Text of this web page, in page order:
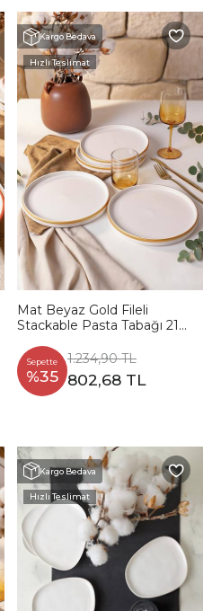
Kargo Bedava
Hızlı Teslimat
Mat Beyaz Gold Fileli
Stackable Pasta Tabağı 21
Sepette
%35
1.234,90 TL
802,68 TL
Kargo Bedava
Hızlı Teslimat